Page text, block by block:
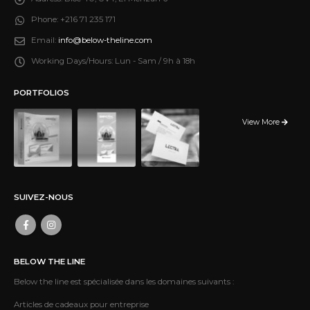
Phone: +216 71 235 171
Email: info@below-theline.com
Working Days/Hours: Lun - Sam / 9h à 18h
PORTFOLIOS
View More
SUIVEZ-NOUS
BELOW THE LINE
Below the line est spécialisée dans les domaines suivants :
Articles de cadeaux pour entreprise